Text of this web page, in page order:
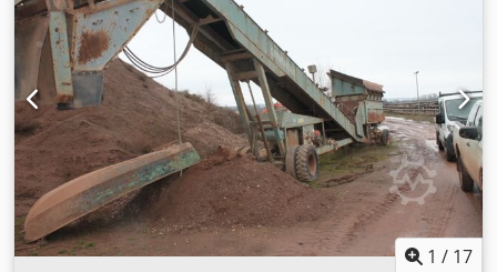
1 / 17